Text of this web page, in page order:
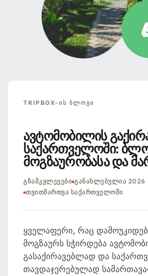
TRIPBOX-ᲘᲡ ᲑᲚᲝᲒᲘ
ავტომობილის
საქართველოში:
მოგზაურობასა და
ᲒᲖᲐᲛᲙᲕᲚᲔᲕᲔᲑᲘ ᲒᲐᲜᲐᲮᲚᲔᲑᲣᲚᲘᲐ 2026
ᲗᲕᲘᲗᲛᲐᲠᲗᲕᲐ ᲡᲐᲥᲐᲠᲗᲕᲔᲚᲝᲨᲘ
ყველაფერი, რაც
მოგზაურს სჭირდება
გასაქირავებლად და
თავდაჯერებულად